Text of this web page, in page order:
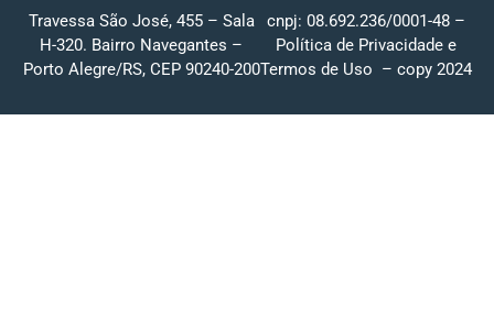
Travessa São José, 455 – Sala
H-320. Bairro Navegantes –
Porto Alegre/RS, CEP 90240-200
cnpj: 08.692.236/0001-48 –
Política de Privacidade e
Termos de Uso – copy 2024